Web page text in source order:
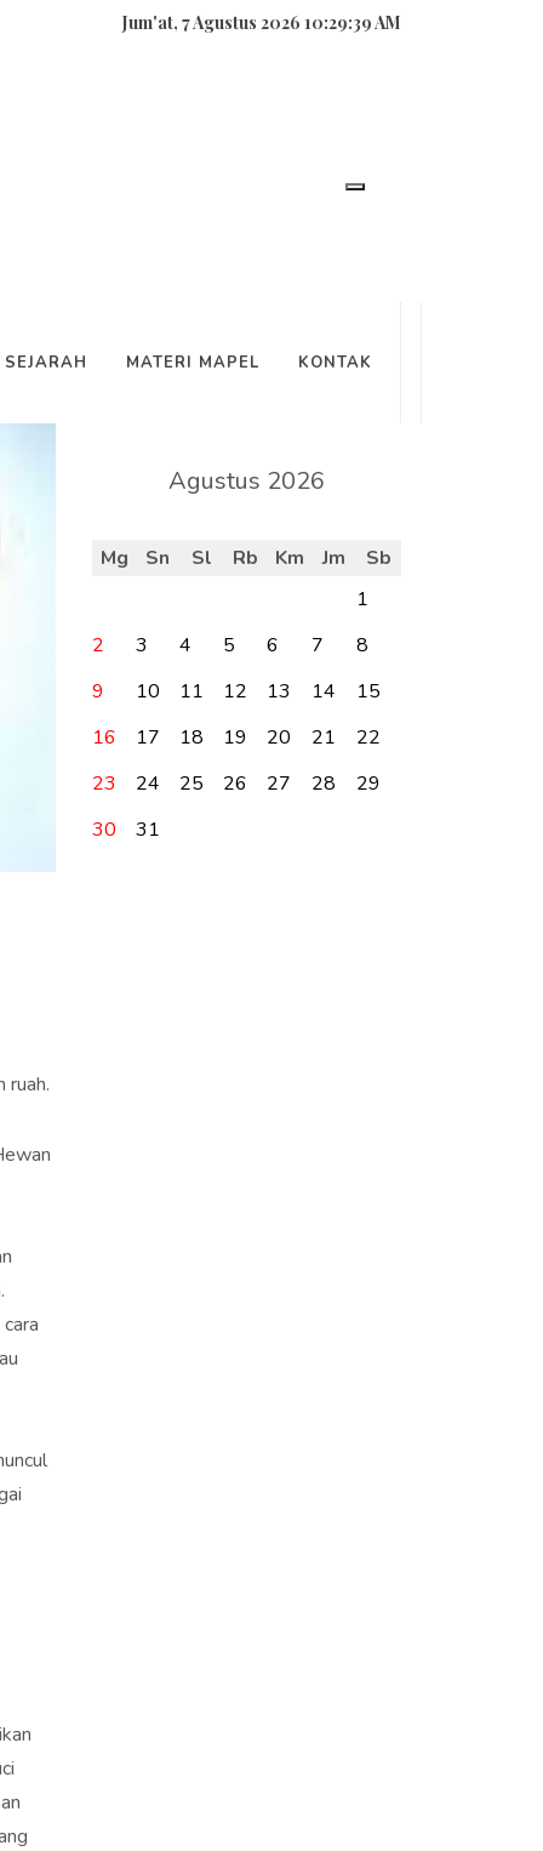
Jum'at, 7 Agustus 2026 10:29:40 AM
SEJARAH MATERI MAPEL KONTAK
ruah.
Agustus 2026
Mg Sn Sl Rb Km Jm
Sb
1
2
3 4 5 6 7
8
9
10 11 12 13 14
15
16
17 18 19 20 21
22
23
24 25 26 27 28
29
30
31